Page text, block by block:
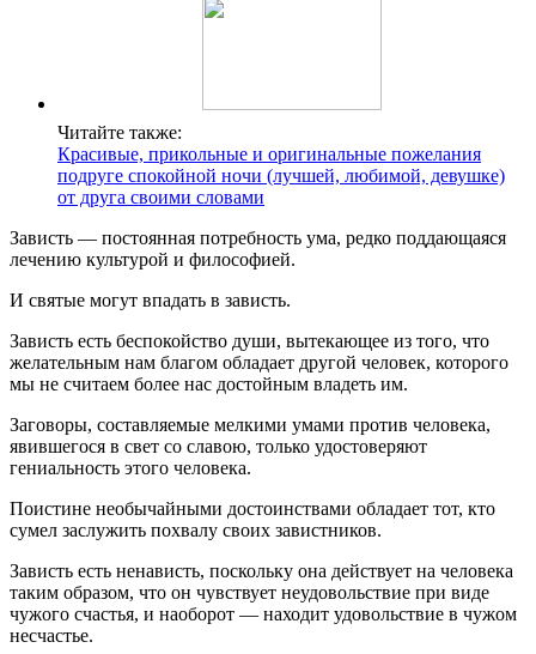
Читайте также:
Красивые, прикольные и оригинальные пожелания
подруге спокойной ночи (лучшей, любимой, девушке)
от друга своими словами
Зависть — постоянная потребность ума, редко поддающаяся
лечению культурой и философией.
И святые могут впадать в зависть.
Зависть есть беспокойство души, вытекающее из того, что
желательным нам благом обладает другой человек, которого
мы не считаем более нас достойным владеть им.
Заговоры, составляемые мелкими умами против человека,
явившегося в свет со славою, только удостоверяют
гениальность этого человека.
Поистине необычайными достоинствами обладает тот, кто
сумел заслужить похвалу своих завистников.
Зависть есть ненависть, поскольку она действует на человека
таким образом, что он чувствует неудовольствие при виде
чужого счастья, и наоборот — находит удовольствие в чужом
несчастье.